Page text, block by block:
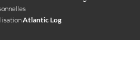
Atlantic Log